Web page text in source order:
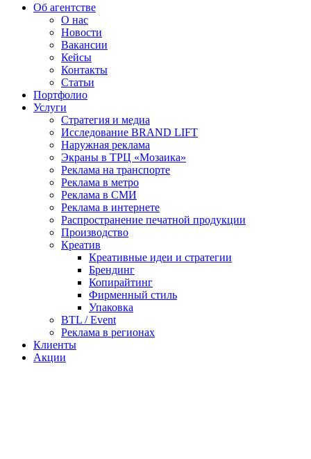
Об агентстве
О нас
Новости
Вакансии
Кейсы
Контакты
Статьи
Портфолио
Услуги
Стратегия и медиа
Исследование BRAND LIFT
Наружная реклама
Экраны в ТРЦ «Мозаика»
Реклама на транспорте
Реклама в метро
Реклама в СМИ
Реклама в интернете
Распространение печатной продукции
Производство
Креатив
Креативные идеи и стратегии
Брендинг
Копирайтинг
Фирменный стиль
Упаковка
BTL / Event
Реклама в регионах
Клиенты
Акции